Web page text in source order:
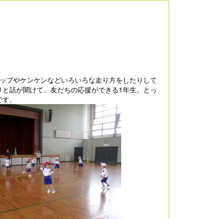
プやケンケンなどいろいろな走り方をしたりして
話が聞けて、友だちの応援ができる1年生。とっ
。